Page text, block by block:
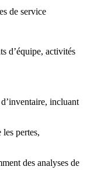
de service
d’équipe, activités
incluant
pertes,
des analyses de